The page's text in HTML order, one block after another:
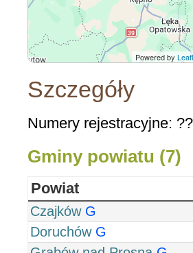
Powered by
Szczegóły
Numery rejestracyjne:
Gminy powiatu (7)
Powiat
Czajków G
Doruchów G